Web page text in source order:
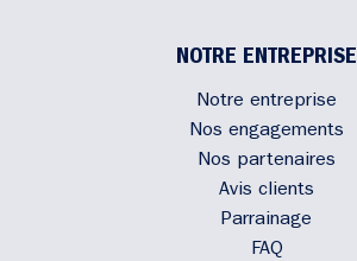
NOTRE ENTREPRISE
Notre entreprise
Nos engagements
Nos partenaires
Avis clients
Parrainage
FAQ